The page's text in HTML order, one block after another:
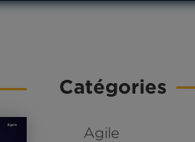
Catégories
Agile